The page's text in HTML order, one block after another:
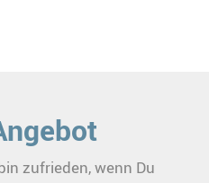
zufrieden, wenn Du